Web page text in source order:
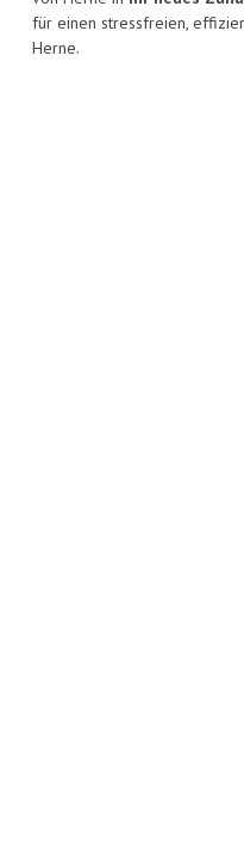
für einen stressfreien,
Herne.